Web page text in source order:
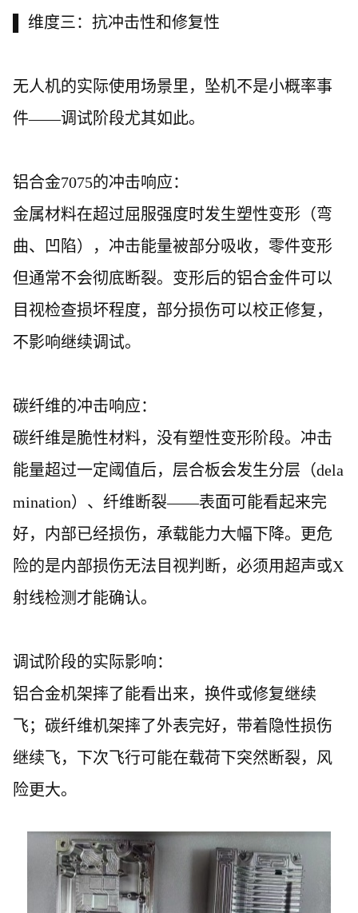
▌ 维度三：抗冲击性和修复性
无人机的实际使用场景里，坠机不是小概率事
件——调试阶段尤其如此。
铝合金7075的冲击响应：
金属材料在超过屈服强度时发生塑性变形（弯
曲、凹陷），冲击能量被部分吸收，零件变形
但通常不会彻底断裂。变形后的铝合金件可以
目视检查损坏程度，部分损伤可以校正修复，
不影响继续调试。
碳纤维的冲击响应：
碳纤维是脆性材料，没有塑性变形阶段。冲击
能量超过一定阈值后，层合板会发生分层（dela
mination）、纤维断裂——表面可能看起来完
好，内部已经损伤，承载能力大幅下降。更危
险的是内部损伤无法目视判断，必须用超声或X
射线检测才能确认。
调试阶段的实际影响：
铝合金机架摔了能看出来，换件或修复继续
飞；碳纤维机架摔了外表完好，带着隐性损伤
继续飞，下次飞行可能在载荷下突然断裂，风
险更大。